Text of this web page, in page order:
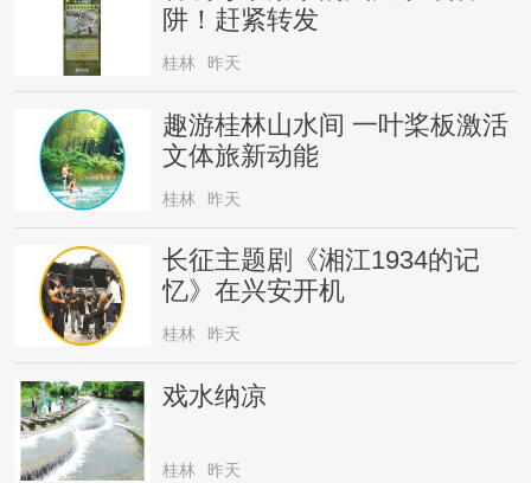
阱！赶紧转发
桂林 昨天
趣游桂林山水间 一叶桨板激活
文体旅新动能
桂林 昨天
长征主题剧《湘江1934的记
忆》在兴安开机
桂林 昨天
戏水纳凉
桂林 昨天